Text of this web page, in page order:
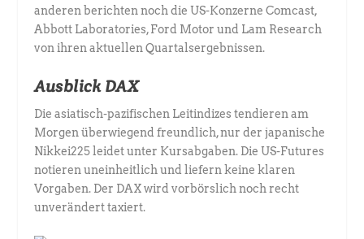
anderen berichten noch die US-Konzerne Comcast,
Abbott Laboratories, Ford Motor und Lam Research
von ihren aktuellen Quartalsergebnissen.
Ausblick DAX
Die asiatisch-pazifischen Leitindizes tendieren am
Morgen überwiegend freundlich, nur der japanische
Nikkei225 leidet unter Kursabgaben. Die US-Futures
notieren uneinheitlich und liefern keine klaren
Vorgaben. Der DAX wird vorbörslich noch recht
unverändert taxiert.